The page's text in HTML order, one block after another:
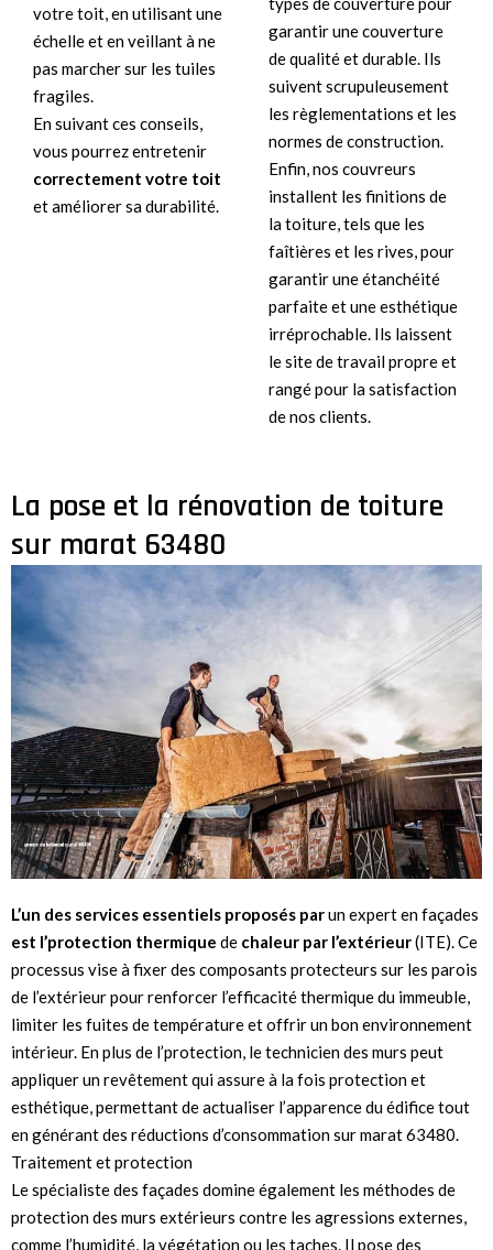
votre toit, en utilisant une
échelle et en veillant à ne
pas marcher sur les tuiles
fragiles.
En suivant ces conseils,
vous pourrez entretenir
correctement votre toit
et améliorer sa durabilité.
garantir une couverture
de qualité et durable. Ils
suivent scrupuleusement
les règlementations et les
normes de construction.
Enfin, nos couvreurs
installent les finitions de
la toiture, tels que les
faîtières et les rives, pour
garantir une étanchéité
parfaite et une esthétique
irréprochable. Ils laissent
le site de travail propre et
rangé pour la satisfaction
de nos clients.
La pose et la rénovation de toiture
sur marat 63480
L’un des services essentiels proposés parun expert en façades
est l’protection thermique de chaleur par l’extérieur(ITE). Ce
processus vise à fixer des composants protecteurs sur les parois
de l’extérieur pour renforcer l’efficacité thermique du immeuble,
limiter les fuites de température et offrir un bon environnement
intérieur. En plus de l’protection, le technicien des murs peut
appliquer un revêtement qui assure à la fois protection et
esthétique, permettant de actualiser l’apparence du édifice tout
en générant des réductions d’consommation sur marat 63480.
Traitement et protection
Le spécialiste des façades domine également les méthodes de
protection des murs extérieurs contre les agressions externes,
comme l’humidité, la végétation ou les taches. Il pose des